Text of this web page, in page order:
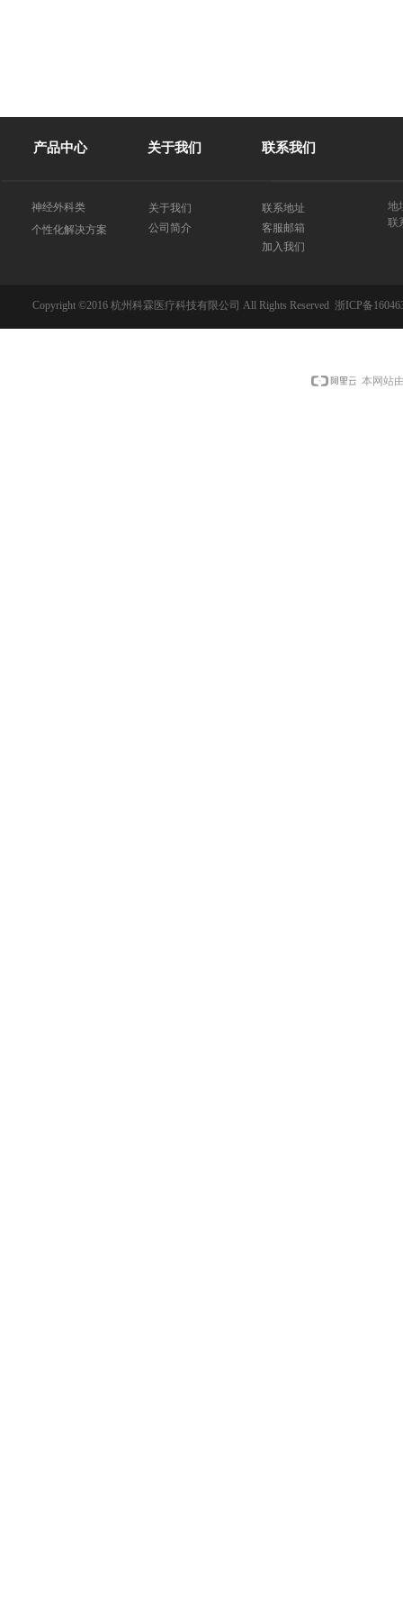
产品中心 关于我们 联系我们
神经外科类
个性化解决方案
关于我们
公司简介
联系地址
客服邮箱
加入我们
地
联
Copyright ©2016 杭州科霖医疗科技有限公司 All Rights Reserved 浙ICP备
本网站